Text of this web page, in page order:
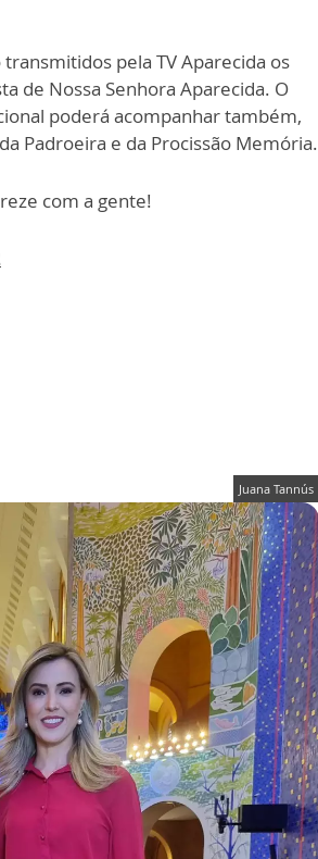
pela TV Aparecida os
de Nossa Senhora Aparecida. O
poderá acompanhar também,
Padroeira e da Procissão Memória.
com a gente!
Juana Tannús